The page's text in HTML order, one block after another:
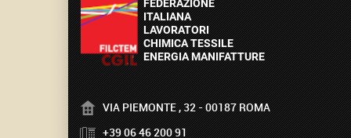
VIA PIEMONTE , 32 - 00187 ROMA
+39 06 46 200 91